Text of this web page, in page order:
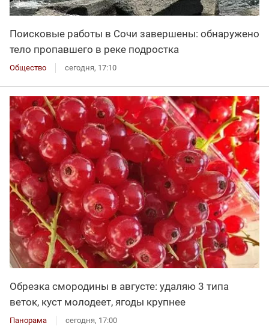
Поисковые работы в Сочи завершены: обнаружено
тело пропавшего в реке подростка
Общество сегодня, 17:10
Обрезка смородины в августе: удаляю 3 типа
веток, куст молодеет, ягоды крупнее
Панорама сегодня, 17:00